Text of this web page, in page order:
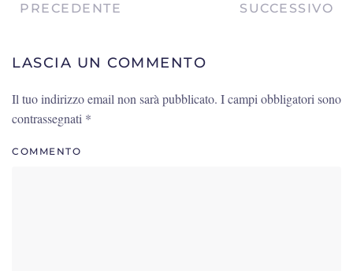
PRECEDENTE SUCCESSIVO
LASCIA UN COMMENTO
Il tuo indirizzo email non sarà pubblicato. I campi obbligatori sono
contrassegnati *
COMMENTO